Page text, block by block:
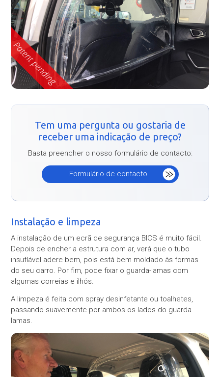
Tem uma pergunta ou gostaria de
receber uma indicação de preço?
Basta preencher o nosso formulário de contacto:
Formulário de contacto
Instalação e limpeza
A instalação de um ecrã de segurança BICS é muito fácil.
Depois de encher a estrutura com ar, verá que o tubo
insuflável adere bem, pois está bem moldado às formas
do seu carro. Por fim, pode fixar o guarda-lamas com
algumas correias e ilhós.
A limpeza é feita com spray desinfetante ou toalhetes,
passando suavemente por ambos os lados do guarda-
lamas.